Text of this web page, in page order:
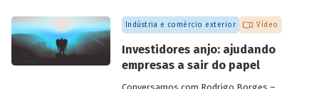
e privado, incluindo hospitais, planos de
saúde, empresas farmacêuticas e
empresas de diagnóstico. Confira a seguir
as questões discutidas e vídeo com
alguns depoimentos do evento.
Indústria e comércio exterior Vídeo
Investidores anjo: ajudando
empresas a sair do papel